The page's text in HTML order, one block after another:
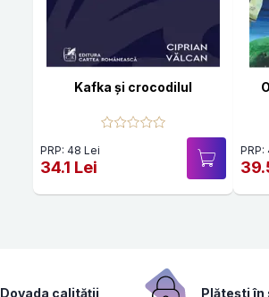
Kafka și crocodilul
PRP: 48 Lei
34.1 Lei
PRP:
Dovada calității Plătești în